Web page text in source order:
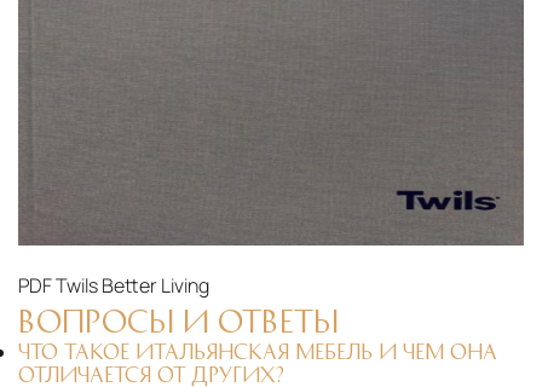
PDFTwils Better Living
ВОПРОСЫ И ОТВЕТЫ
ЧТО ТАКОЕ ИТАЛЬЯНСКАЯ МЕБЕЛЬ И ЧЕМ ОНА
ОТЛИЧАЕТСЯ ОТ ДРУГИХ?